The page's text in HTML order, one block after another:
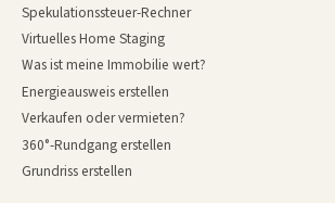
Spekulationssteuer-Rechner
Virtuelles Home Staging
Was ist meine Immobilie wert?
Energieausweis erstellen
Verkaufen oder vermieten?
360°-Rundgang erstellen
Grundriss erstellen